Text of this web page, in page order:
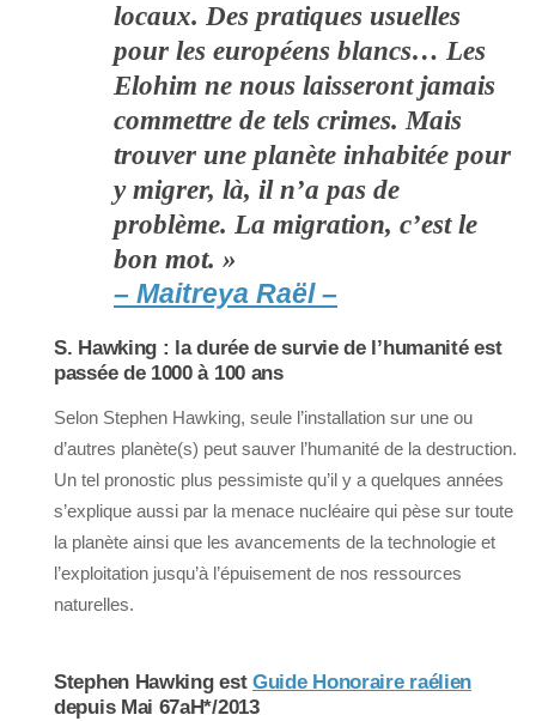
locaux. Des pratiques usuelles
pour les européens blancs… Les
Elohim ne nous laisseront jamais
commettre de tels crimes. Mais
trouver une planète inhabitée pour
y migrer, là, il n’a pas de
problème. La migration, c’est le
bon mot. »
– Maitreya Raël –
S. Hawking : la durée de survie de l’humanité est
passée de 1000 à 100 ans
Selon Stephen Hawking, seule l’installation sur une ou
d’autres planète(s) peut sauver l’humanité de la destruction.
Un tel pronostic plus pessimiste qu’il y a quelques années
s’explique aussi par la menace nucléaire qui pèse sur toute
la planète ainsi que les avancements de la technologie et
l’exploitation jusqu’à l’épuisement de nos ressources
naturelles.
Stephen Hawking est Guide Honoraire raélien
depuis Mai 67aH*/2013